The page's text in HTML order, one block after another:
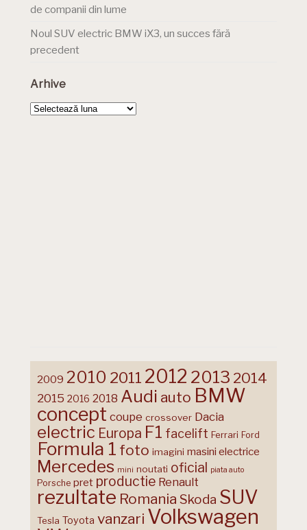
de companii din lume
Noul SUV electric BMW iX3, un succes fără
precedent
Arhive
Arhive
2009 2010 2011 2012 2013 2014
2015 2016 2018 Audi auto BMW
concept coupe crossover Dacia
electric Europa F1 facelift Ferrari Ford
Formula 1 foto imagini masini electrice
Mercedes mini noutati oficial piata auto
Porsche pret productie Renault
rezultate Romania Skoda SUV
Tesla Toyota vanzari Volkswagen